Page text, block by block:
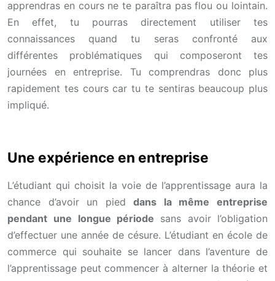
apprendras en cours ne te paraîtra pas flou ou lointain.
En effet, tu pourras directement utiliser tes
connaissances quand tu seras confronté aux
différentes problématiques qui composeront tes
journées en entreprise. Tu comprendras donc plus
rapidement tes cours car tu te sentiras beaucoup plus
impliqué.
Une expérience en entreprise
L’étudiant qui choisit la voie de l’apprentissage aura la
chance d’avoir un pieddans la même entreprise
pendant une longue période sans avoir l’obligation
d’effectuer une année de césure. L’étudiant en école de
commerce qui souhaite se lancer dans l’aventure de
l’apprentissage peut commencer à alterner la théorie et